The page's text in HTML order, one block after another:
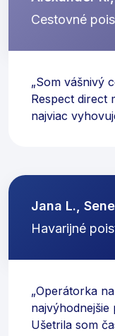
Cestovné
„Som vášnivý
Respect direct
najviac
Jana L.,
Havarijné
„Operátorka
najvýhodnejšie
Ušetrila som